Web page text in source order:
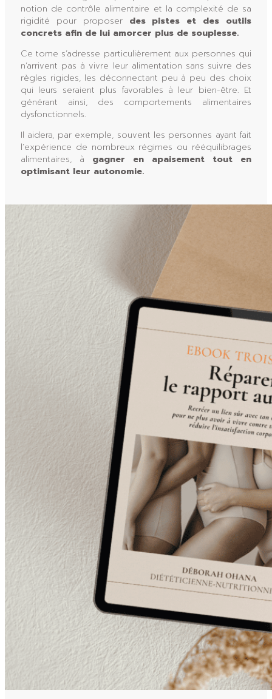
notion de contrôle alimentaire et la complexité de sa
rigidité pour proposer des pistes et des outils
concrets afin de lui amorcer plus de souplesse.
Ce tome s’adresse particulièrement aux personnes qui
n’arrivent pas à vivre leur alimentation sans suivre des
règles rigides, les déconnectant peu à peu des choix
qui leurs seraient plus favorables à leur bien-être. Et
générant ainsi, des comportements alimentaires
dysfonctionnels.
Il aidera, par exemple, souvent les personnes ayant fait
l’expérience de nombreux régimes ou rééquilibrages
alimentaires, à gagner en apaisement tout en
optimisant leur autonomie.